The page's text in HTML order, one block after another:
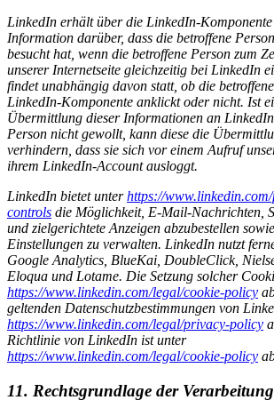
LinkedIn erhält über die LinkedIn-
Information darüber, dass die betroffene
besucht hat, wenn die betroffene Person zum
unserer Internetseite gleichzeitig bei LinkedIn
findet unabhängig davon statt, ob die
LinkedIn-Komponente anklickt oder nicht. Ist
Übermittlung dieser Informationen an
Person nicht gewollt, kann diese die
verhindern, dass sie sich vor einem Aufruf
ihrem LinkedIn-Account ausloggt.
LinkedIn bietet unterhttps://www.linkedin.com/
controls die Möglichkeit, E-Mail-Nachrichten,
und zielgerichtete Anzeigen abzubestellen
Einstellungen zu verwalten. LinkedIn nutzt
Google Analytics, BlueKai, DoubleClick,
Eloqua und Lotame. Die Setzung solcher
https://www.linkedin.com/legal/cookie-policy
geltenden Datenschutzbestimmungen von
https://www.linkedin.com/legal/privacy-policy
Richtlinie von LinkedIn ist unter
https://www.linkedin.com/legal/cookie-policy
11. Rechtsgrundlage der Verarbeitung